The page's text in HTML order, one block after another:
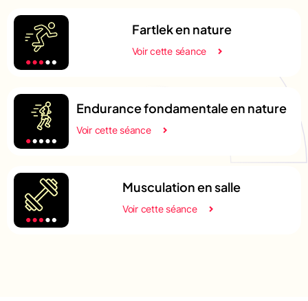
Fartlek en nature
Voir cette séance
Endurance fondamentale en nature
Voir cette séance
Musculation en salle
Voir cette séance